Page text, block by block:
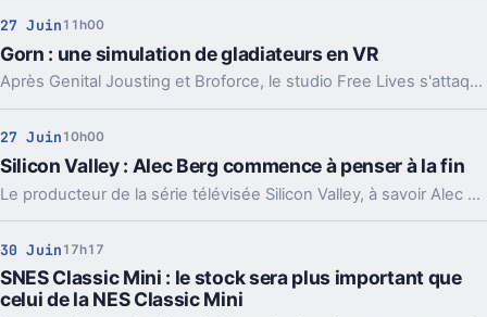
27 Juin 11h00
Gorn : une simulation de gladiateurs en VR
Après Genital Jousting et Broforce, le studio Free Lives s'attaque à la réalité virtuelle avec Gorn.
27 Juin 10h00
Silicon Valley : Alec Berg commence à penser à la fin
Le producteur de la série télévisée Silicon Valley, à savoir Alec Berg, a laissé entendre dans une entrevue que la fin commence a se profiler tout doucement.
30 Juin 17h17
SNES Classic Mini : le stock sera plus important que
celui de la NES Classic Mini